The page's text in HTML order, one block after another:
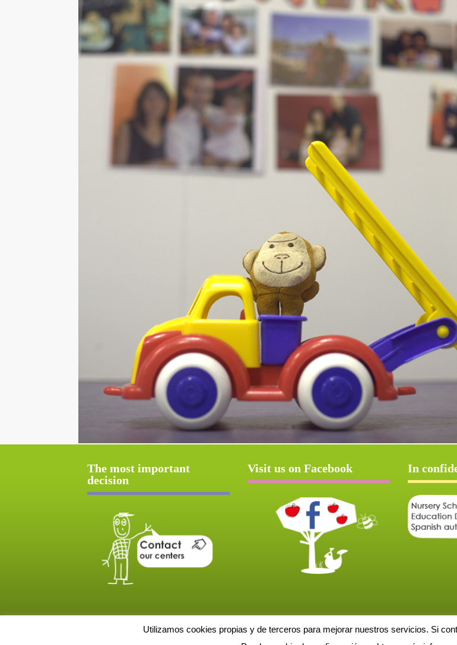
The most important
decision
Visit us on Facebook In
Utilizamos cookies propias y de terceros para mejorar nuestros servicios. Si
Aviso Legal Política de cookies Protección de